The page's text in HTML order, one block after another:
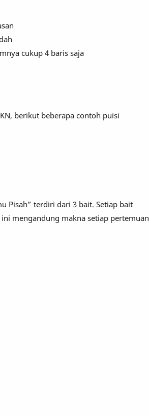
cukup 4 baris saja
berikut beberapa contoh puisi
Pisah” terdiri dari 3 bait. Setiap bait
mengandung makna setiap pertemuan